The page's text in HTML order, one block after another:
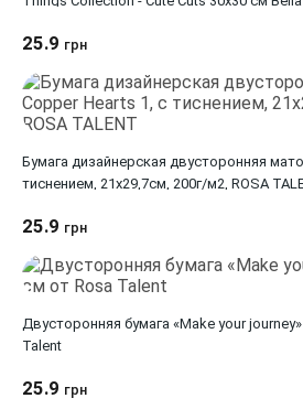
25.9 грн
Бумага дизайнерская двусторонняя
тиснением, 21х29,7см, 200г/м2, ROSA
25.9 грн
Двусторонняя бумага «Make your
Talent
25.9 грн